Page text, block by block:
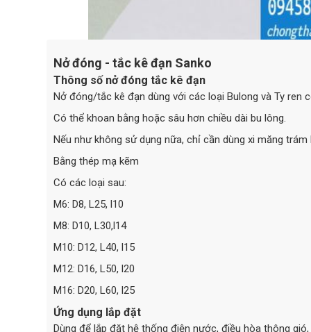
Nở đóng - tắc kê đạn Sanko
Thông số nở đóng tắc kê đạn
Nở đóng/tắc kê đạn dùng với các loại Bulong và Ty ren
Có thể khoan bằng hoặc sâu hơn chiều dài bu lông.
Nếu như không sử dụng nữa, chỉ cần dùng xi măng trám
Bằng thép mạ kẽm
Có các loại sau:
M6: D8, L25, l10
M8: D10, L30,l14
M10: D12, L40, l15
M12: D16, L50, l20
M16: D20, L60, l25
Ứng dụng lắp đặt
Dùng để lắp đặt hệ thống điện nước, điều hòa thông gió,